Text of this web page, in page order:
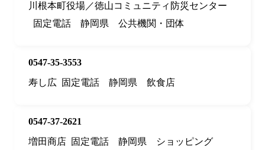
川根本町役場／徳山コミュニティ防災センター
固定電話
静岡県 公共機関・団体
0547-35-3553
寿し広 固定電話 静岡県 飲食店
0547-37-2621
増田商店 固定電話 静岡県 ショッピング